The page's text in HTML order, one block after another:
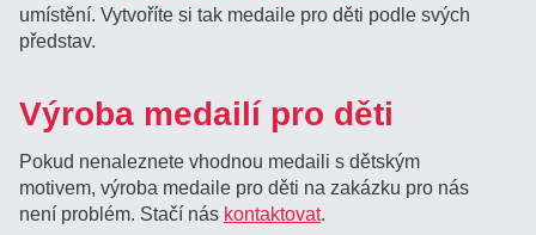
umístění. Vytvoříte si tak medaile pro děti podle svých
představ.
Výroba medailí pro děti
Pokud nenaleznete vhodnou medaili s dětským
motivem, výroba medaile pro děti na zakázku pro nás
není problém. Stačí nás kontaktovat.